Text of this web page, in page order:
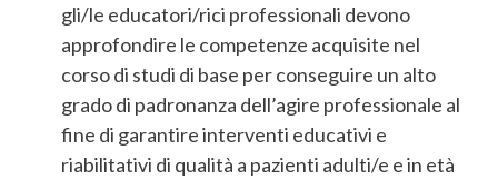
gli/le educatori/rici professionali devono
approfondire le competenze acquisite nel
corso di studi di base per conseguire un alto
grado di padronanza dell’agire professionale al
fine di garantire interventi educativi e
riabilitativi di qualità a pazienti adulti/e e in età